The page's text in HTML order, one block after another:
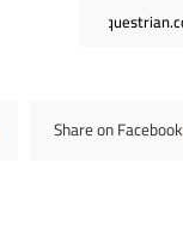
Share on Facebook